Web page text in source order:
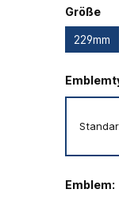
Größe
229mm
Emblem: